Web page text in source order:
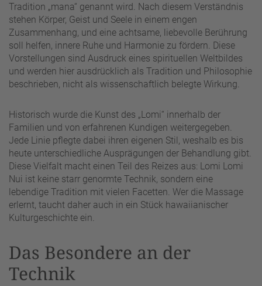
Tradition „mana“ genannt wird. Nach diesem Verständnis
stehen Körper, Geist und Seele in einem engen
Zusammenhang, und eine achtsame, liebevolle Berührung
soll helfen, innere Ruhe und Harmonie zu fördern. Diese
Vorstellungen sind Ausdruck eines spirituellen Weltbildes
und werden hier ausdrücklich als Tradition und Philosophie
beschrieben, nicht als wissenschaftlich belegte Wirkung.
Historisch wurde die Kunst des „Lomi“ innerhalb der
Familien und von erfahrenen Kundigen weitergegeben.
Jede Linie pflegte dabei ihren eigenen Stil, weshalb es bis
heute unterschiedliche Ausprägungen der Behandlung gibt.
Diese Vielfalt macht einen Teil des Reizes aus: Lomi Lomi
Nui ist keine starr genormte Technik, sondern eine
lebendige Tradition mit vielen Facetten. Wer die Massage
erlernt, taucht daher auch in ein Stück hawaiianischer
Kulturgeschichte ein.
Das Besondere an der
Technik